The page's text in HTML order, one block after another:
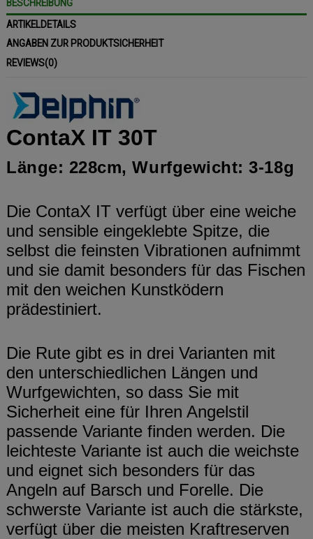
BESCHREIBUNG
ARTIKELDETAILS
ANGABEN ZUR PRODUKTSICHERHEIT
REVIEWS(0)
ContaX IT 30T
Länge: 228cm, Wurfgewicht: 3-18g
Die ContaX IT verfügt über eine weiche
und sensible eingeklebte Spitze, die
selbst die feinsten Vibrationen aufnimmt
und sie damit besonders für das Fischen
mit den weichen Kunstködern
prädestiniert.
Die Rute gibt es in drei Varianten mit
den unterschiedlichen Längen und
Wurfgewichten, so dass Sie mit
Sicherheit eine für Ihren Angelstil
passende Variante finden werden. Die
leichteste Variante ist auch die weichste
und eignet sich besonders für das
Angeln auf Barsch und Forelle. Die
schwerste Variante ist auch die stärkste,
verfügt über die meisten Kraftreserven